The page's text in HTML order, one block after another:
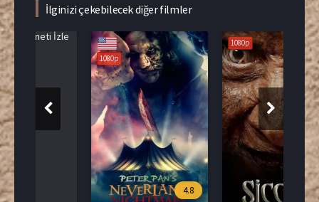
İlginizi çekebilecek diğer filmler
4.8
1080p
3.9